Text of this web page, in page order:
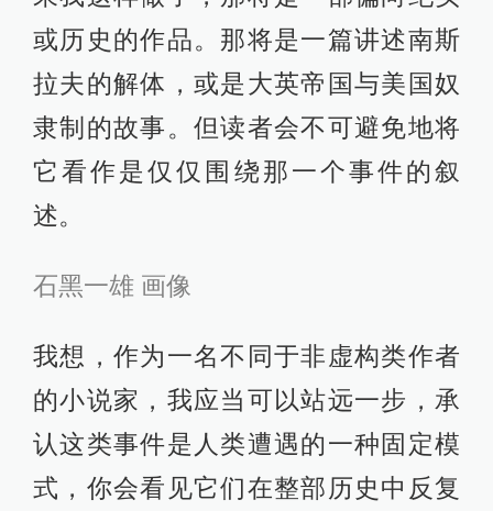
或历史的作品。那将是一篇讲述南斯
拉夫的解体，或是大英帝国与美国奴
隶制的故事。但读者会不可避免地将
它看作是仅仅围绕那一个事件的叙
述。
石黑一雄 画像
我想，作为一名不同于非虚构类作者
的小说家，我应当可以站远一步，承
认这类事件是人类遭遇的一种固定模
式，你会看见它们在整部历史中反复